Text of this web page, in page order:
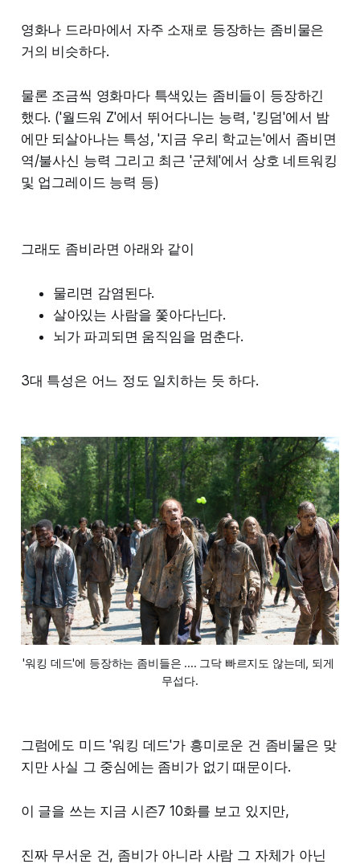
영화나 드라마에서 자주 소재로 등장하는 좀비물은
거의 비슷하다.
물론 조금씩 영화마다 특색있는 좀비들이 등장하긴
했다. ('월드워 Z'에서 뛰어다니는 능력, '킹덤'에서 밤
에만 되살아나는 특성, '지금 우리 학교는'에서 좀비면
역/불사신 능력 그리고 최근 '군체'에서 상호 네트워킹
및 업그레이드 능력 등)
그래도 좀비라면 아래와 같이
물리면 감염된다.
살아있는 사람을 쫓아다닌다.
뇌가 파괴되면 움직임을 멈춘다.
3대 특성은 어느 정도 일치하는 듯 하다.
'워킹 데드'에 등장하는 좀비들은 .... 그닥 빠르지도 않는데, 되게
무섭다.
그럼에도 미드 '워킹 데드'가 흥미로운 건 좀비물은 맞
지만 사실 그 중심에는 좀비가 없기 때문이다.
이 글을 쓰는 지금 시즌7 10화를 보고 있지만,
진짜 무서운 건, 좀비가 아니라 사람 그 자체가 아닌